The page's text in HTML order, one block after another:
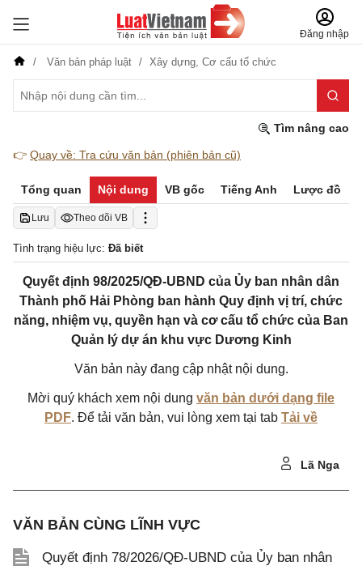
Đăng nhập
Văn bản pháp luật Xây dựng, Cơ cấu tổ chức
Tìm nâng cao
👉 Quay về: Tra cứu văn bản (phiên bản cũ)
Tổng quan Nội dung VB gốc Tiếng Anh Lược đồ
Lưu Theo dõi VB
Tình trạng hiệu lực: Đã biết
Quyết định 98/2025/QĐ-UBND của Ủy ban nhân dân
Thành phố Hải Phòng ban hành Quy định vị trí, chức
năng, nhiệm vụ, quyền hạn và cơ cấu tổ chức của Ban
Quản lý dự án khu vực Dương Kinh
Văn bản này đang cập nhật nội dung.
Mời quý khách xem nội dung văn bản dưới dạng file
PDF. Để tải văn bản, vui lòng xem tại tab Tải về
Lã Nga
VĂN BẢN CÙNG LĨNH VỰC
Quyết định 78/2026/QĐ-UBND của Ủy ban nhân